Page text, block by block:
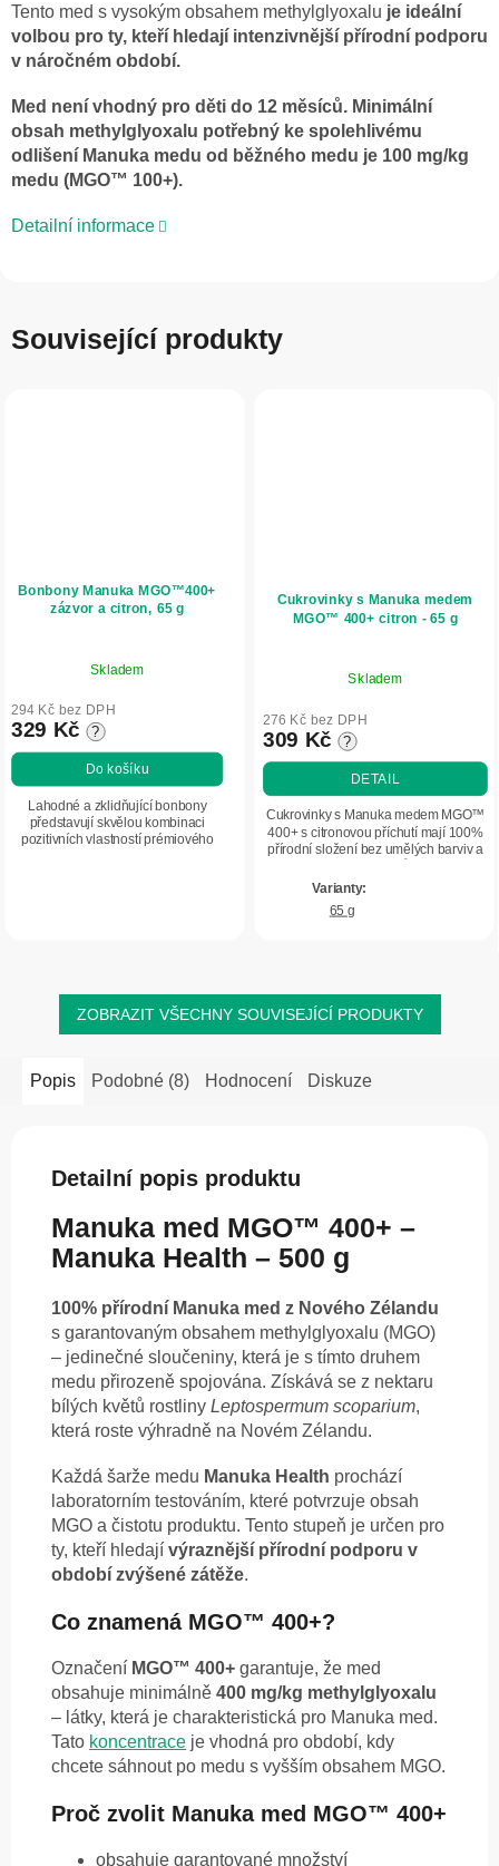
Tento med s vysokým obsahem methylglyoxalu je ideální
volbou pro ty, kteří hledají intenzivnější přírodní podporu
v náročném období.
Med není vhodný pro děti do 12 měsíců. Minimální
obsah methylglyoxalu potřebný ke spolehlivému
odlišení Manuka medu od běžného medu je 100 mg/kg
medu (MGO™ 100+).
Detailní informace
Související produkty
Bonbony Manuka MGO™400+
zázvor a citron, 65 g
Skladem
294 Kč bez DPH
329 Kč ?
Do košíku
Lahodné a zklidňující bonbony
představují skvělou kombinaci
pozitivních vlastností prémiového
Cukrovinky s Manuka medem
MGO™ 400+ citron - 65 g
Skladem
276 Kč bez DPH
309 Kč ?
DETAIL
Cukrovinky s Manuka medem MGO™
400+ s citronovou příchutí mají 100%
přírodní složení bez umělých barviv a
65 g
ZOBRAZIT VŠECHNY SOUVISEJÍCÍ PRODUKTY
Popis Podobné (8) Hodnocení Diskuze
Detailní popis produktu
Manuka med MGO™ 400+ –
Manuka Health – 500 g
100% přírodní Manuka med z Nového Zélandu
s garantovaným obsahem methylglyoxalu (MGO)
– jedinečné sloučeniny, která je s tímto druhem
medu přirozeně spojována. Získává se z nektaru
bílých květů rostliny Leptospermum scoparium,
která roste výhradně na Novém Zélandu.
Každá šarže medu Manuka Health prochází
laboratorním testováním, které potvrzuje obsah
MGO a čistotu produktu. Tento stupeň je určen pro
ty, kteří hledají výraznější přírodní podporu v
období zvýšené zátěže.
Co znamená MGO™ 400+?
Označení MGO™ 400+ garantuje, že med
obsahuje minimálně 400 mg/kg methylglyoxalu
– látky, která je charakteristická pro Manuka med.
Tato koncentrace je vhodná pro období, kdy
chcete sáhnout po medu s vyšším obsahem MGO.
Proč zvolit Manuka med MGO™ 400+
obsahuje garantované množství